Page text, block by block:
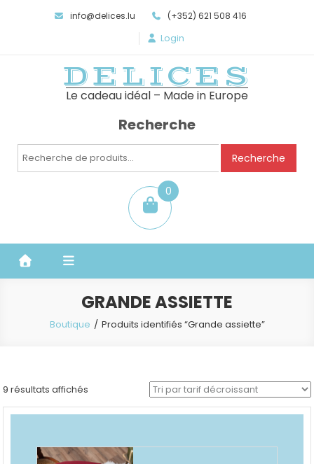
info@delices.lu (+352) 621 508 416
Login
DELICES
Le cadeau idéal – Made in Europe
Recherche
Recherche
Recherche
0
item
GRANDE ASSIETTE
Boutique Produits identifiés “Grande assiette”
9 résultats affichés
par